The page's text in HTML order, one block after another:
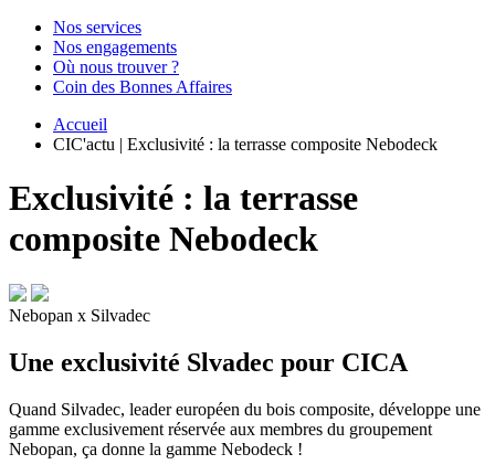
Nos services
Nos engagements
Où nous trouver ?
Coin des Bonnes Affaires
Accueil
CIC'actu | Exclusivité : la terrasse composite Nebodeck
Exclusivité : la terrasse
composite Nebodeck
Nebopan x Silvadec
Une exclusivité Slvadec pour CICA
Quand Silvadec, leader européen du bois composite, développe une
gamme exclusivement réservée aux membres du groupement
Nebopan, ça donne la gamme Nebodeck !